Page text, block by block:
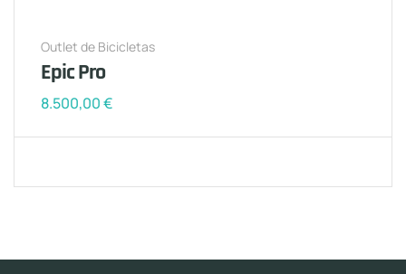
Outlet de Bicicletas
Epic Pro
8.500,00€